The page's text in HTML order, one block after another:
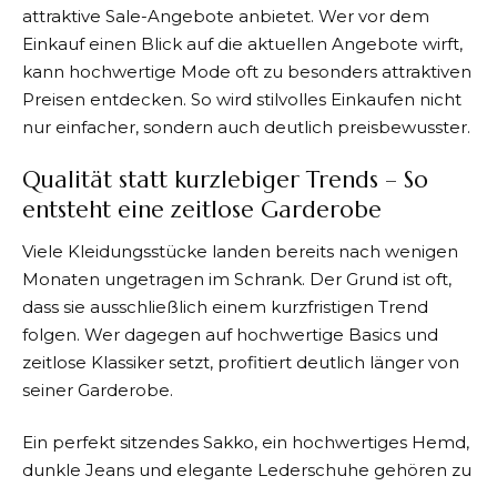
attraktive Sale-Angebote anbietet. Wer vor dem
Einkauf einen Blick auf die aktuellen Angebote wirft,
kann hochwertige Mode oft zu besonders attraktiven
Preisen entdecken. So wird stilvolles Einkaufen nicht
nur einfacher, sondern auch deutlich preisbewusster.
Qualität statt kurzlebiger Trends – So
entsteht eine zeitlose Garderobe
Viele Kleidungsstücke landen bereits nach wenigen
Monaten ungetragen im Schrank. Der Grund ist oft,
dass sie ausschließlich einem kurzfristigen Trend
folgen. Wer dagegen auf hochwertige Basics und
zeitlose Klassiker setzt, profitiert deutlich länger von
seiner Garderobe.
Ein perfekt sitzendes Sakko, ein hochwertiges Hemd,
dunkle Jeans und elegante Lederschuhe gehören zu